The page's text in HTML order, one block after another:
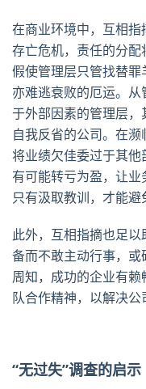
在商业环境中，互相
存亡危机，责任的分配
假使管理层只管找替
亦难逃衰败的厄运。
于外部因素的管理层
自我反省的公司。在
将业绩欠佳委过于其
有可能转亏为盈，让业
只有汲取教训，才能避
此外，互相指摘也足
备而不敢主动行事，
周知，成功的企业有
队合作精神，以解决公
“无过失”调查的启示